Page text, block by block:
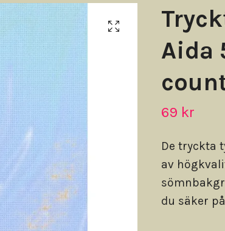
Aida
69 kr
De tryckta
av
du säker